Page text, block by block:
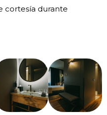
cortesía durante